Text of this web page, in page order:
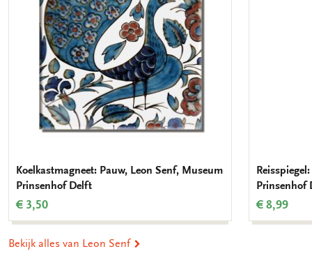
Koelkastmagneet: Pauw, Leon Senf, Museum
Prinsenhof Delft
€ 3,50
Prinsenhof
€ 8,99
Bekijk alles van Leon Senf